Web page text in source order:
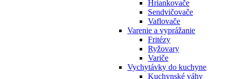
Hriankovače
Sendvičovače
Vaflovače
Varenie a vyprážanie
Fritézy
Ryžovary
Variče
Vychytávky do kuchyne
Kuchynské váhy